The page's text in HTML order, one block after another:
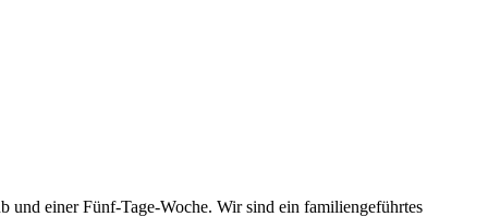
und einer Fünf-Tage-Woche. Wir sind ein familiengeführtes